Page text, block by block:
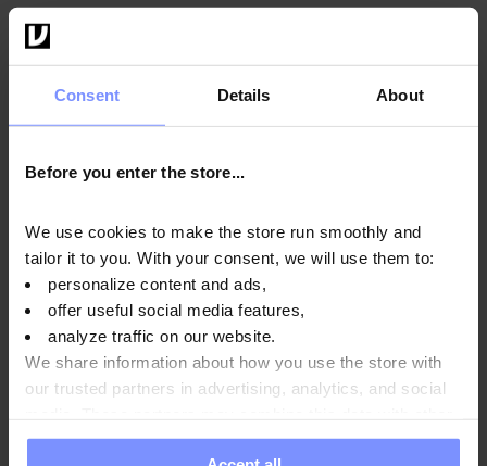
Consent Details About
Before you enter the store...
We use cookies to make the store run smoothly and
tailor it to you. With your consent, we will use them to:
personalize content and ads,
offer useful social media features,
analyze traffic on our website.
We share information about how you use the store with
our trusted partners in advertising, analytics, and social
information you have provided to them or that they have
Instrucciones de uso
Parámetros
Fabricante